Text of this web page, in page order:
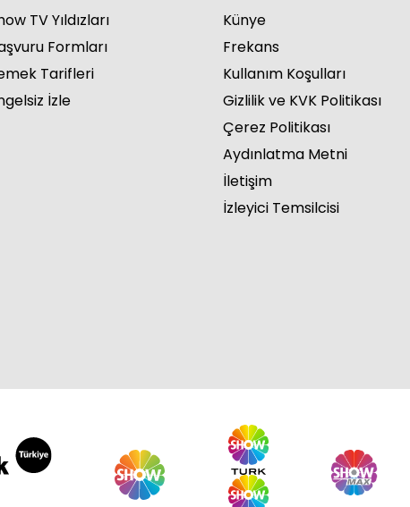
TV Yıldızları
Formları
Tarifleri
İzle
Künye
Frekans
Kullanım Koşulları
Gizlilik ve KVK Politikası
Çerez Politikası
Aydınlatma Metni
İletişim
İzleyici Temsilcisi